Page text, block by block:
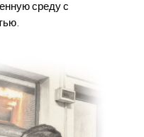
среду с